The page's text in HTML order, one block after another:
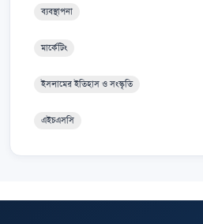
ব্যবস্থাপনা
মার্কেটিং
ইসলামের ইতিহাস ও সংস্কৃতি
এইচএসসি